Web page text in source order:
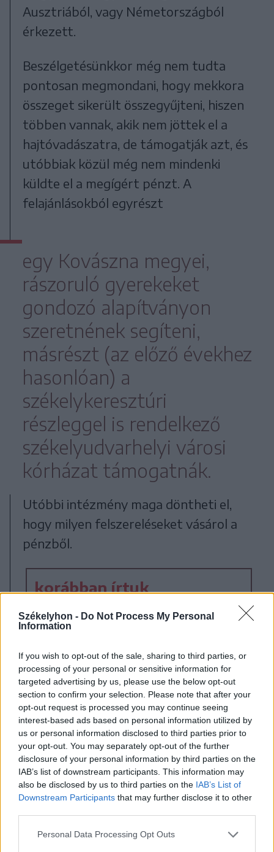
Székelyhon - Do Not Process My Personal
Information
If you wish to opt-out of the sale, sharing to third parties, or
processing of your personal or sensitive information for
targeted advertising by us, please use the below opt-out
section to confirm your selection. Please note that after your
opt-out request is processed you may continue seeing
interest-based ads based on personal information utilized by
us or personal information disclosed to third parties prior to
your opt-out. You may separately opt-out of the further
disclosure of your personal information by third parties on the
IAB’s list of downstream participants. This information may
also be disclosed by us to third parties on the IAB’s List of
Downstream Participants that may further disclose it to other
Personal Data Processing Opt Outs
Ausztriából, vagy Németországból
érkezett.
Beszélgetésünkkor még nem tudta
pontosan megmondani, hogy mekkora
összeget sikerült összegyűjteni, hiszen
többen vannak, akik nem jöttek el a
hajtóvadászatra, de támogatják azt, és
utóbbiak közül még nem mindenki
küldte el a megígért pénzt. A
felajánlásokból egyrészt
egy Kovászna megyei,
rászoruló gyerekeket
gondozó alapítványon
szeretnének segíteni,
másrészt (az előző évekhez
hasonlóan) a
székelykeresztúri
részleggel is rendelkező
székelyudvarhelyi városi
kórházat támogatnák.
Utóbbi intézmény maga döntheti el,
hogy milyen felszereléseket vásárol a
pénzből.
korábban írtuk
Vadászok fogtak össze a
székelykeresztúri
kórházért
Hatvanötezer lej gyűlt össze a